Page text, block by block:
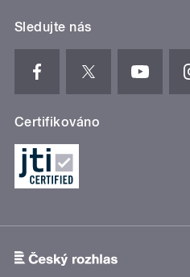
Sledujte nás
Certifikováno